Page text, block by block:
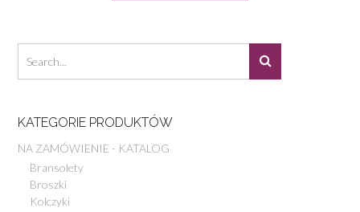
KATEGORIE PRODUKTÓW
NA ZAMÓWIENIE - KATALOG
Bransolety
Broszki
Kolczyki